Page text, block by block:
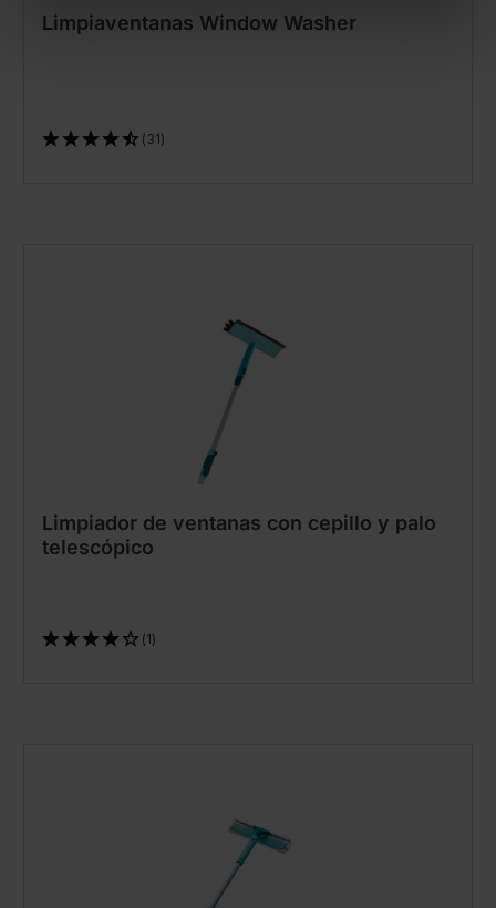
Limpiaventanas Window Washer
(31)
Limpiador de ventanas con cepillo y palo
telescópico
(1)